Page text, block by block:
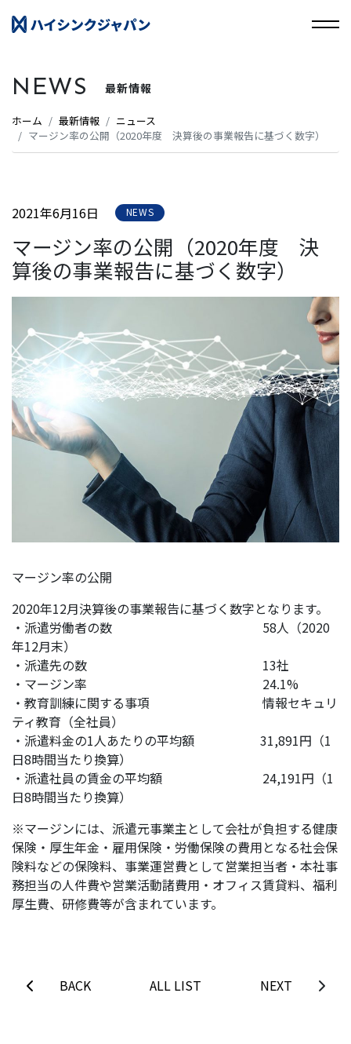
NEWS 最新情報
ホーム 最新情報
ニュース
マージン率の公開（2020年度 決算後の事業報告に基づく数字）
2021年6月16日 NEWS
マージン率の公開（2020年度 決
算後の事業報告に基づく数字）
マージン率の公開
2020年12月決算後の事業報告に基づく数字となります。
・派遣労働者の数 58人（2020
年12月末）
・派遣先の数 13社
・マージン率 24.1%
・教育訓練に関する事項 情報セキュリ
ティ教育（全社員）
・派遣料金の1人あたりの平均額 31,891円（1
日8時間当たり換算）
・派遣社員の賃金の平均額 24,191円（1
日8時間当たり換算）
※マージンには、派遣元事業主として会社が負担する健康
保険・厚生年金・雇用保険・労働保険の費用となる社会保
険料などの保険料、事業運営費として営業担当者・本社事
務担当の人件費や営業活動諸費用・オフィス賃貸料、福利
厚生費、研修費等が含まれています。
BACK ALL LIST NEXT